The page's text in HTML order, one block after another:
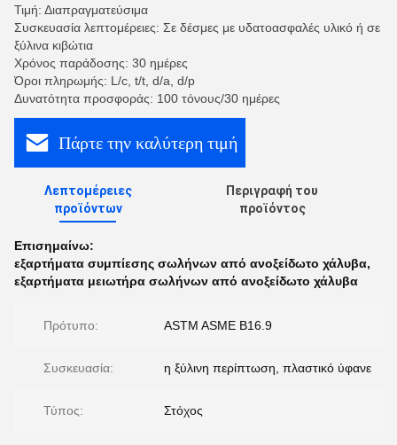
Τιμή: Διαπραγματεύσιμα
Συσκευασία λεπτομέρειες: Σε δέσμες με υδατοασφαλές υλικό ή σε
ξύλινα κιβώτια
Χρόνος παράδοσης: 30 ημέρες
Όροι πληρωμής: L/c, t/t, d/a, d/p
Δυνατότητα προσφοράς: 100 τόνους/30 ημέρες
Πάρτε την καλύτερη τιμή
Λεπτομέρειες
προϊόντων
Περιγραφή του
προϊόντος
Επισημαίνω:
εξαρτήματα συμπίεσης σωλήνων από ανοξείδωτο χάλυβα,
εξαρτήματα μειωτήρα σωλήνων από ανοξείδωτο χάλυβα
Πρότυπο: ASTM ASME B16.9
Συσκευασία: η ξύλινη περίπτωση, πλαστικό ύφανε
Τύπος: Στόχος